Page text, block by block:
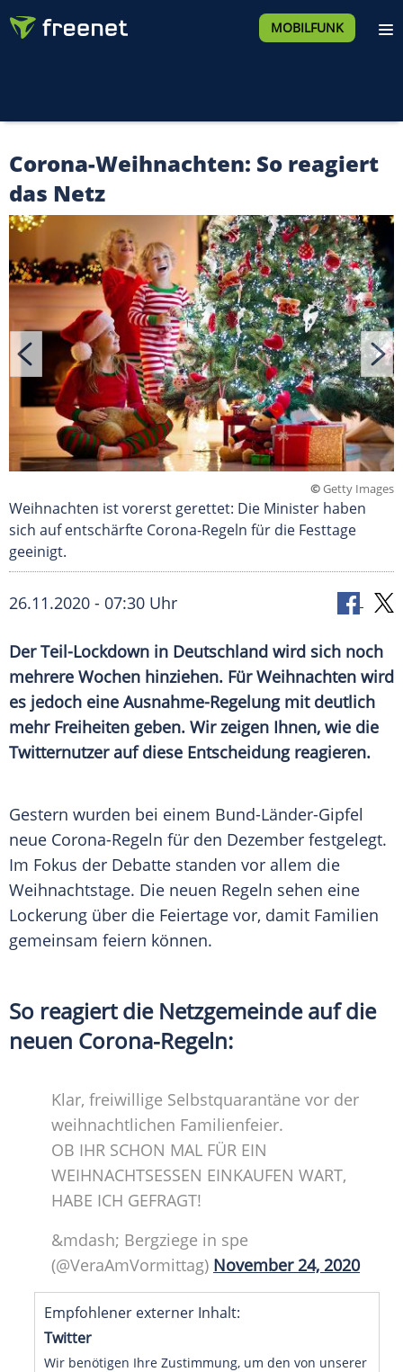
MOBILFUNK
Corona-Weihnachten: So reagiert
das Netz
©Getty Images
Weihnachten ist vorerst gerettet: Die Minister haben
sich auf entschärfte Corona-Regeln für die Festtage
geeinigt.
26.11.2020 - 07:30 Uhr
Der Teil-Lockdown in Deutschland wird sich noch
mehrere Wochen hinziehen. FürWeihnachten wird
es jedoch eine Ausnahme-Regelung mit deutlich
mehr Freiheiten geben. Wir zeigen Ihnen, wie die
Twitternutzer auf diese Entscheidung reagieren.
Gestern wurden bei einem Bund-Länder-Gipfel
neue Corona-Regeln für den Dezember festgelegt.
Im Fokus der Debatte standen vor allem die
Weihnachtstage. Die neuen Regeln sehen eine
Lockerung über die Feiertage vor, damit Familien
gemeinsam feiern können.
So reagiert die Netzgemeinde auf die
neuen Corona-Regeln:
Klar, freiwillige Selbstquarantäne vor der
weihnachtlichen Familienfeier.
OB IHR SCHON MAL FÜR EIN
WEIHNACHTSESSEN EINKAUFEN WART,
HABE ICH GEFRAGT!
&mdash; Bergziege in spe
(@VeraAmVormittag) November 24, 2020
Empfohlener externer Inhalt:
Twitter
Wir benötigen Ihre Zustimmung, um den von unserer